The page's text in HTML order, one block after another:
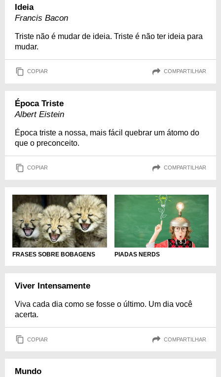
Ideia
Francis Bacon
Triste não é mudar de ideia. Triste é não ter ideia para
mudar.
COPIAR COMPARTILHAR
Época Triste
Albert Eistein
Época triste a nossa, mais fácil quebrar um átomo do
que o preconceito.
COPIAR COMPARTILHAR
FRASES SOBRE BOBAGENS PIADAS NERDS
Viver Intensamente
Viva cada dia como se fosse o último. Um dia você
acerta.
COPIAR COMPARTILHAR
Mundo